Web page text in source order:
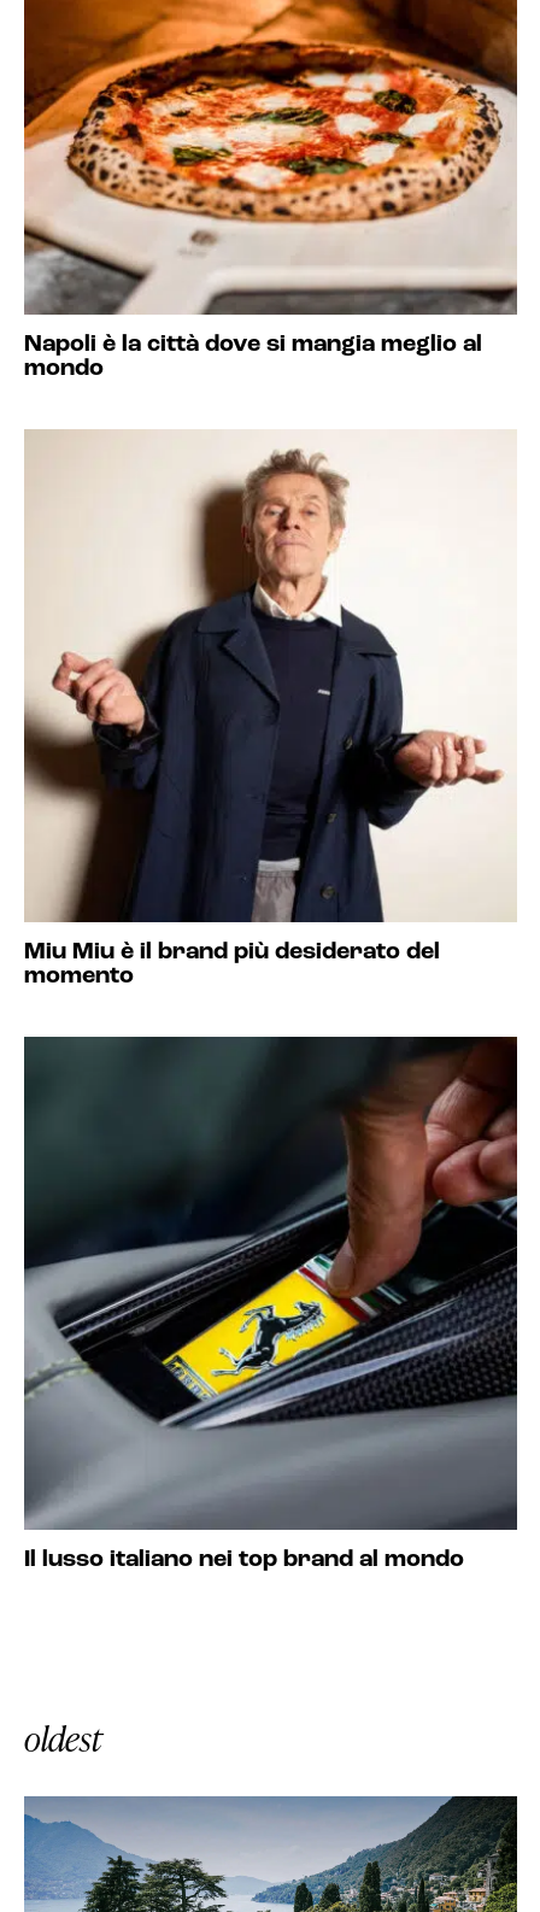
Napoli è la città dove si mangia meglio al
mondo
Miu Miu è il brand più desiderato del
momento
Il lusso italiano nei top brand al mondo
oldest